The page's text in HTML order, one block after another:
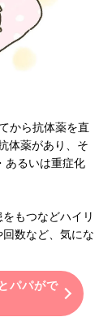
から抗体薬を直
体薬があり、そ
あるいは重症化
もつなどハイリ
数など、気にな
パパがで